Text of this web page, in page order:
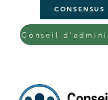
CONSENSUS